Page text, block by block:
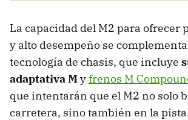
La capacidad del M2 para ofrecer
y alto desempeño se
tecnología de chasis, que incluye
adaptativa Myfrenos M
que intentarán que el M2 no solo
carretera, sino también en la